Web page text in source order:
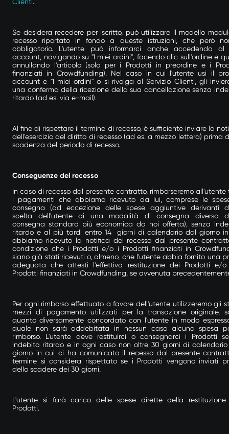
Clienti.
Se desidera recedere per iscritto, può utilizzare il modello
recesso riportato in fondo a queste istruzioni, che però
obbligatorio. L'utente può informarci anche accedendo al
account, navigando su "I miei ordini", facendo clic sull'ordine e
annullando l'articolo (solo per i Prodotti in preordine e i
finanziati in Crowdfunding). Nel caso in cui l'utente usi il
account e "I miei ordini" o si rivolga al Servizio Clienti, gli
una conferma della ricezione della sua cancellazione senza
ritardo (ad es. via e-mail).
Al fine di rispettare il termine di recesso, è sufficiente inviare la
dell'esercizio del diritto di recesso (ad es. a mezzo lettera) prima
scadenza del periodo di recesso.
Conseguenze del recesso
In caso di recesso dal presente contratto, rimborseremo all'utente
i pagamenti che abbiamo ricevuto da lui, comprese le
consegna (ad eccezione delle spese aggiuntive derivanti
scelta dell'utente di una modalità di consegna diversa
consegna standard più economica da noi offerta), senza
ritardo e al più tardi entro 14 giorni di calendario dal giorno
abbiamo ricevuto la notifica del recesso dal presente
condizione che i Prodotti e/o i Prodotti finanziati in
siano già stati ricevuti o, almeno, che l'utente abbia fornito una
adeguata che attesti l'effettiva restituzione dei Prodotti e/
Prodotti finanziati in Crowdfunding, se avvenuta
Per ogni rimborso effettuato a favore dell'utente utilizzeremo gli
mezzi di pagamento utilizzati per la transazione originale,
quanto diversamente concordato con l'utente in modo
quale non sarà addebitata in nessun caso alcuna spesa
rimborso. L'utente deve restituirci o consegnarci i Prodotti
indebito ritardo e in ogni caso non oltre 30 giorni di
giorno in cui ci ha comunicato il recesso dal presente
termine si considera rispettato se i Prodotti vengono inviati
dello scadere dei 30 giorni.
L'utente si farà carico delle spese dirette della
Prodotti.